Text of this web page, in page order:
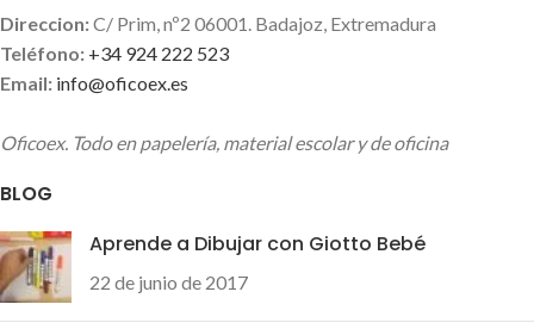
Stylus Office BX525WD /
Stylus Office BX625FWD /
Stylus Office BX925FWD /
Stylus Office BX620FWD /
Stylus SX440W / Stylus
BX635FWD / Stylus SX235W /
Stylus SX435W / Stylus Office
BX935FWD / WF-7015 / WF-
7525 / WF-7515 / Stylus
Direccion:C/ Prim, nº2 06001. Badajoz, Extremadura
Teléfono: +34 924 222 523
Email: info@oficoex.es
Oficoex. Todo en papelería, material escolar y de oficina
BLOG
Aprende a Dibujar con Giotto Bebé
22 de junio de 2017